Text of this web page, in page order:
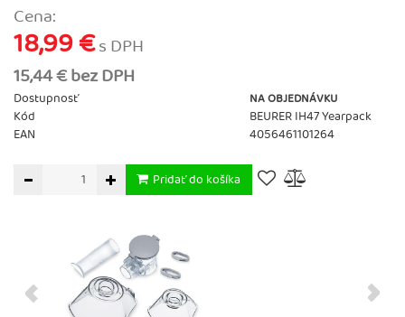
Cena:
18,99 €s DPH
15,44 € bez DPH
Dostupnosť NA OBJEDNÁVKU
Kód
BEURER IH47 Yearpack
EAN
4056461101264
Pridať do košíka